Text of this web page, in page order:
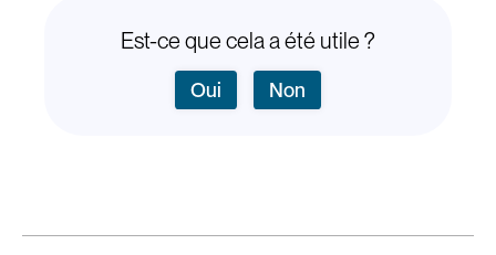
Est-ce que cela a été utile ?
Oui Non